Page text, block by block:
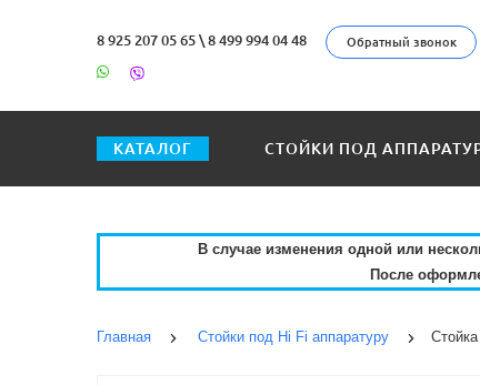
8 925 207 05 65 \ 8 499 994 04 48 Обратный звонок
КАТАЛОГ СТОЙКИ ПОД
В случае изменения одной или
После
Главная Стойки под Hi Fi аппаратуру